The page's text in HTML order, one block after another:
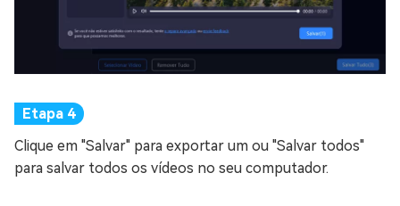
Clique em "Salvar" para exportar um ou "Salvar todos"
para salvar todos os vídeos no seu computador.